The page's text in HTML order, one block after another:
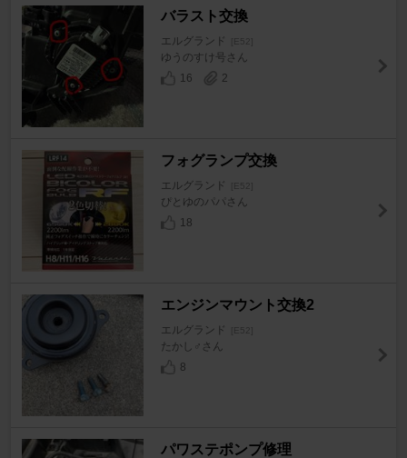
バラスト交換
エルグランド [E52]
ゆうのすけ号さん
16
2
フォグランプ交換
エルグランド [E52]
ぴとゆのパパさん
18
エンジンマウント交換2
エルグランド [E52]
たかし♂さん
8
パワステポンプ修理